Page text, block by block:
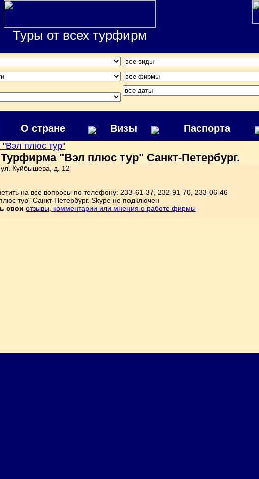
Туры от всех турфирм
О стране Визы Паспорта
плюс тур"
Турфирма "Вэл плюс тур" Санкт-Петербург.
ул. Куйбышева, д. 12
на все вопросы по телефону: 233-61-37, 232-91-70, 233-06-46
свои отзывы, комментарии или мнения о работе фирмы